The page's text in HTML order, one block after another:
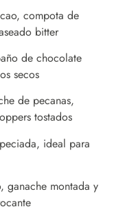
compota de
bitter
de chocolate
secos
de pecanas,
tostados
ideal para
ganache montada y